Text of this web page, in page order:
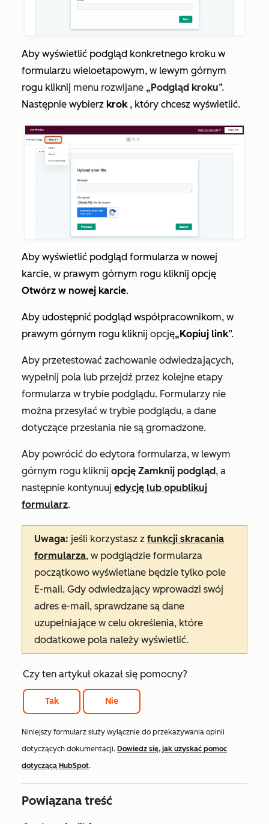
Aby wyświetlić podgląd konkretnego kroku w
formularzu wieloetapowym, w lewym górnym
rogu kliknij menu rozwijane „Podgląd kroku”.
Następnie wybierz krok , który chcesz wyświetlić.
Aby wyświetlić podgląd formularza w nowej
karcie, w prawym górnym rogu kliknij opcję
Otwórz w nowej karcie.
Aby udostępnić podgląd współpracownikom, w
prawym górnym rogu kliknij opcję„Kopiuj link”.
Aby przetestować zachowanie odwiedzających,
wypełnij pola lub przejdź przez kolejne etapy
formularza w trybie podglądu. Formularzy nie
można przesyłać w trybie podglądu, a dane
dotyczące przesłania nie są gromadzone.
Aby powrócić do edytora formularza, w lewym
górnym rogu kliknij opcję Zamknij podgląd, a
następnie kontynuuj edycję lub opublikuj
formularz.
Uwaga: jeśli korzystasz z funkcji skracania
formularza, w podglądzie formularza
początkowo wyświetlane będzie tylko pole
E-mail. Gdy odwiedzający wprowadzi swój
adres e-mail, sprawdzane są dane
uzupełniające w celu określenia, które
dodatkowe pola należy wyświetlić.
Czy ten artykuł okazał się pomocny?
Tak Nie
Niniejszy formularz służy wyłącznie do przekazywania opinii
dotyczących dokumentacji. Dowiedz się, jak uzyskać pomoc
dotyczącą HubSpot.
Powiązana treść